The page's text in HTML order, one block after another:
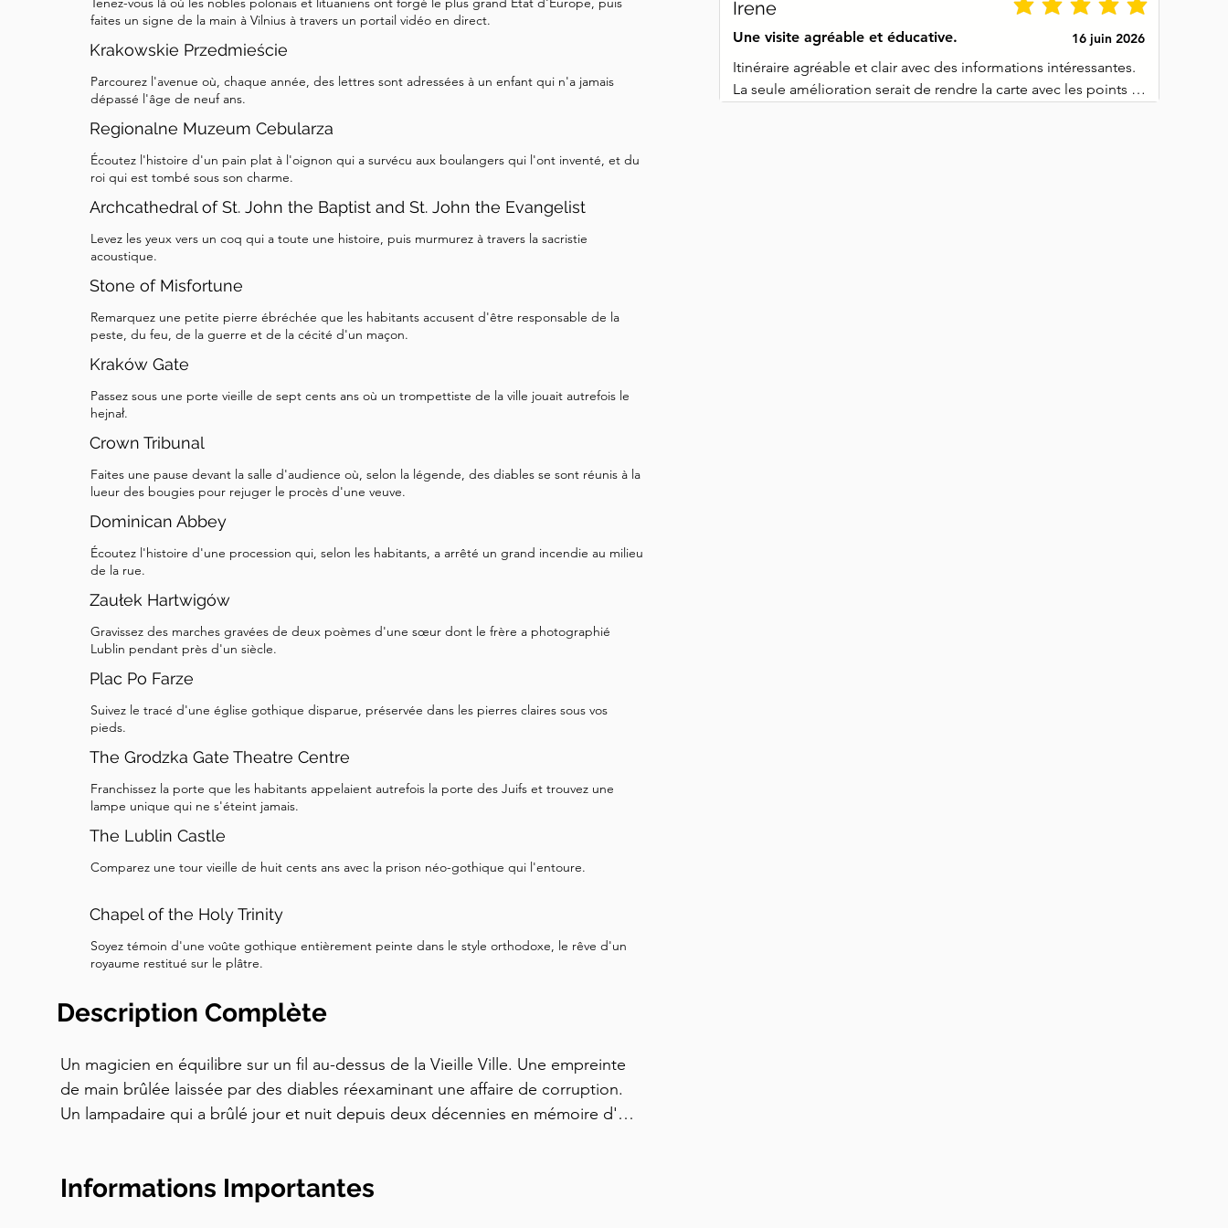
faites un signe de la main à Vilnius à travers un portail vidéo en direct.
Krakowskie Przedmieście
Parcourez l'avenue où, chaque année, des lettres sont adressées à un enfant qui n'a jamais
dépassé l'âge de neuf ans.
Regionalne Muzeum Cebularza
Écoutez l'histoire d'un pain plat à l'oignon qui a survécu aux boulangers qui l'ont inventé, et du
roi qui est tombé sous son charme.
Archcathedral of St. John the Baptist and St. John the Evangelist
Levez les yeux vers un coq qui a toute une histoire, puis murmurez à travers la sacristie
acoustique.
Stone of Misfortune
Remarquez une petite pierre ébréchée que les habitants accusent d'être responsable de la
peste, du feu, de la guerre et de la cécité d'un maçon.
Kraków Gate
Passez sous une porte vieille de sept cents ans où un trompettiste de la ville jouait autrefois le
hejnał.
Crown Tribunal
Faites une pause devant la salle d'audience où, selon la légende, des diables se sont réunis à la
lueur des bougies pour rejuger le procès d'une veuve.
Dominican Abbey
Écoutez l'histoire d'une procession qui, selon les habitants, a arrêté un grand incendie au milieu
de la rue.
Zaułek Hartwigów
Gravissez des marches gravées de deux poèmes d'une sœur dont le frère a photographié
Lublin pendant près d'un siècle.
Plac Po Farze
Suivez le tracé d'une église gothique disparue, préservée dans les pierres claires sous vos
pieds.
The Grodzka Gate Theatre Centre
Franchissez la porte que les habitants appelaient autrefois la porte des Juifs et trouvez une
lampe unique qui ne s'éteint jamais.
The Lublin Castle
Comparez une tour vieille de huit cents ans avec la prison néo-gothique qui l'entoure.
Chapel of the Holy Trinity
Soyez témoin d'une voûte gothique entièrement peinte dans le style orthodoxe, le rêve d'un
royaume restitué sur le plâtre.
Irene
Une visite agréable et éducative. 16 juin 2026
Itinéraire agréable et clair avec des informations intéressantes.
La seule amélioration serait de rendre la carte avec les points un
Description Complète
Un magicien en équilibre sur un fil au-dessus de la Vieille Ville. Une empreinte
de main brûlée laissée par des diables réexaminant une affaire de corruption.
Un lampadaire qui a brûlé jour et nuit depuis deux décennies en mémoire d'un
rythme via l'application Tourific.
Informations Importantes